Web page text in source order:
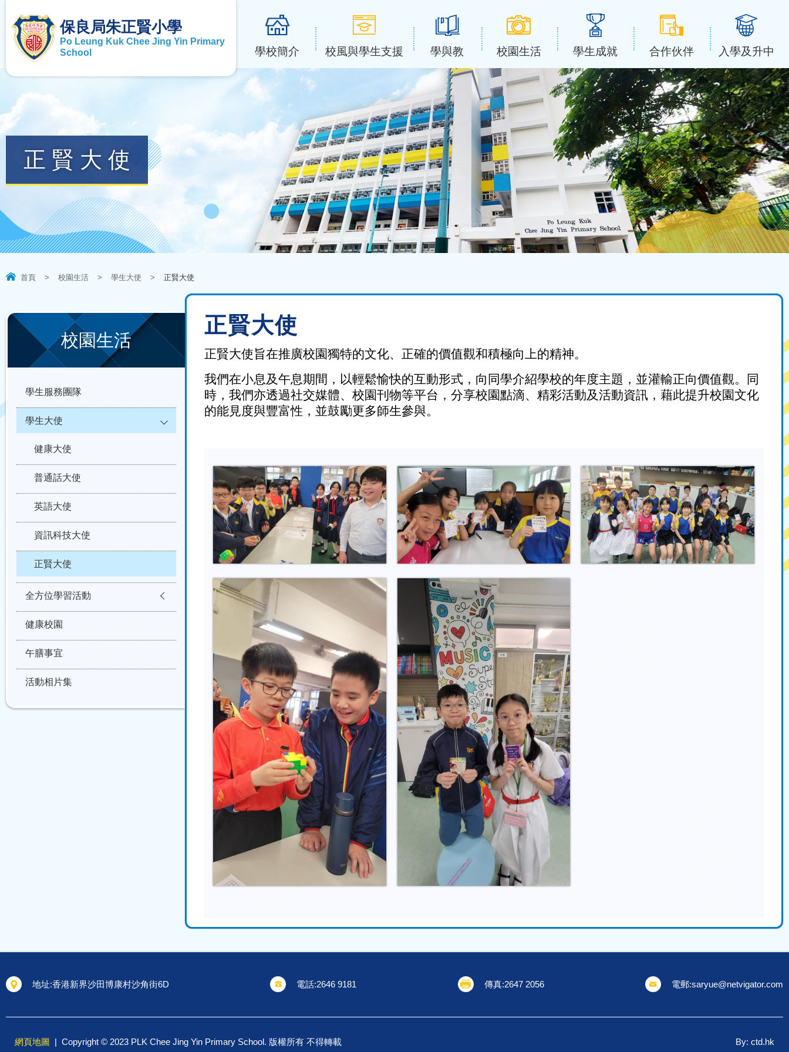
保良局朱正賢小學
Po Leung Kuk Chee Jing Yin Primary
School
學校簡介 校風與學生支援 學與教 校園生活 學生成就 合作伙伴 入學及升中
正賢大使
首頁 > 校園生活 > 學生大使 > 正賢大使
正賢大使
正賢大使旨在推廣校園獨特的文化、正確的價值觀和積極向上的精神。
我們在小息及午息期間，以輕鬆愉快的互動形式，向同學介紹學校的年度主題，並灌輸正向價值觀。同
時，我們亦透過社交媒體、校園刊物等平台，分享校園點滴、精彩活動及活動資訊，藉此提升校園文化
的能見度與豐富性，並鼓勵更多師生參與。
校園生活
學生服務團隊
學生大使
健康大使
普通話大使
英語大使
資訊科技大使
正賢大使
全方位學習活動
健康校園
午膳事宜
活動相片集
地址:香港新界沙田博康村沙角街6D 電話:2646 9181 傳真:2647 2056 電郵:saryue@netvigator.com
網頁地圖 | Copyright © 2023 PLK Chee Jing Yin Primary School. 版權所有 不得轉載 By: ctd.hk